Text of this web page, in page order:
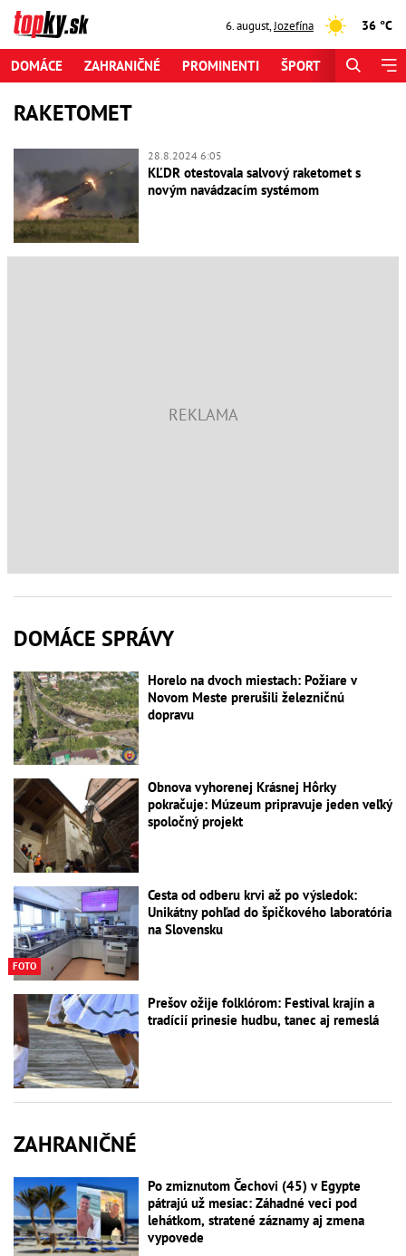
6. august,Jozefína 36 °C
DOMÁCE ZAHRANIČNÉ PROMINENTI ŠPORT
RAKETOMET
28.8.2024 6:05
KĽDR otestovala salvový raketomet s
novým navádzacím systémom
DOMÁCE SPRÁVY
Horelo na dvoch miestach: Požiare v
Novom Meste prerušili železničnú
dopravu
Obnova vyhorenej Krásnej Hôrky
pokračuje: Múzeum pripravuje jeden veľký
spoločný projekt
FOTO
Cesta od odberu krvi až po výsledok:
Unikátny pohľad do špičkového laboratória
na Slovensku
Prešov ožije folklórom: Festival krajín a
tradícií prinesie hudbu, tanec aj remeslá
ZAHRANIČNÉ
Po zmiznutom Čechovi (45) v Egypte
pátrajú už mesiac: Záhadné veci pod
lehátkom, stratené záznamy aj zmena
vypovede